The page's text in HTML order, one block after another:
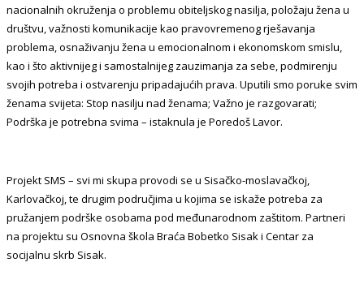
nacionalnih okruženja o problemu obiteljskog nasilja, položaju žena u
društvu, važnosti komunikacije kao pravovremenog rješavanja
problema, osnaživanju žena u emocionalnom i ekonomskom smislu,
kao i što aktivnijeg i samostalnijeg zauzimanja za sebe, podmirenju
svojih potreba i ostvarenju pripadajućih prava. Uputili smo poruke svim
ženama svijeta: Stop nasilju nad ženama; Važno je razgovarati;
Podrška je potrebna svima – istaknula je Poredoš Lavor.
Projekt SMS – svi mi skupa provodi se u Sisačko-moslavačkoj,
Karlovačkoj, te drugim područjima u kojima se iskaže potreba za
pružanjem podrške osobama pod međunarodnom zaštitom. Partneri
na projektu su Osnovna škola Braća Bobetko Sisak i Centar za
socijalnu skrb Sisak.